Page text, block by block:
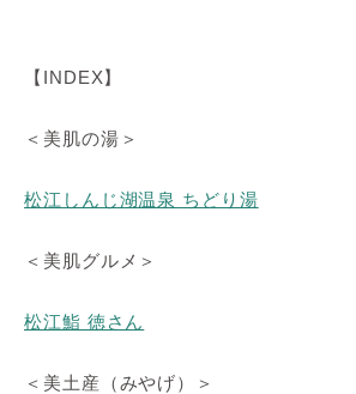
【INDEX】
＜美肌の湯＞
松江しんじ湖温泉 ちどり湯
＜美肌グルメ＞
松江鮨 徳さん
＜美土産（みやげ）＞